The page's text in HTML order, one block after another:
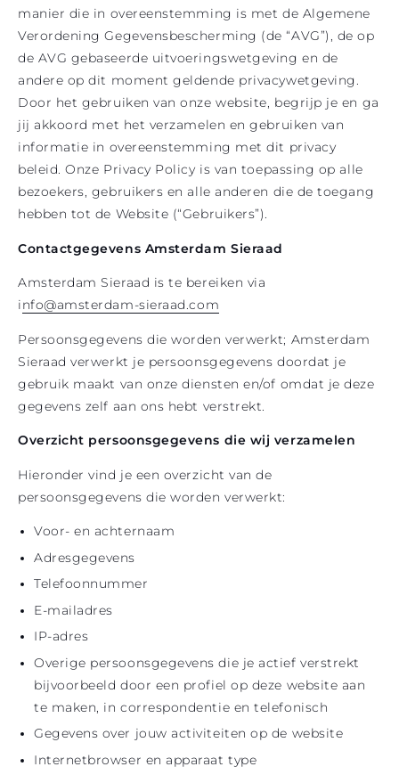
manier die in overeenstemming is met de Algemene
Verordening Gegevensbescherming (de “AVG”), de op
de AVG gebaseerde uitvoeringswetgeving en de
andere op dit moment geldende privacywetgeving.
Door het gebruiken van onze website, begrijp je en ga
jij akkoord met het verzamelen en gebruiken van
informatie in overeenstemming met dit privacy
beleid. Onze Privacy Policy is van toepassing op alle
bezoekers, gebruikers en alle anderen die de toegang
hebben tot de Website (“Gebruikers”).
Contactgegevens Amsterdam Sieraad
Amsterdam Sieraad is te bereiken via
info@amsterdam-sieraad.com
Persoonsgegevens die worden verwerkt; Amsterdam
Sieraad verwerkt je persoonsgegevens doordat je
gebruik maakt van onze diensten en/of omdat je deze
gegevens zelf aan ons hebt verstrekt.
Overzicht persoonsgegevens die wij verzamelen
Hieronder vind je een overzicht van de
persoonsgegevens die worden verwerkt:
Voor- en achternaam
Adresgegevens
Telefoonnummer
E-mailadres
IP-adres
Overige persoonsgegevens die je actief verstrekt
bijvoorbeeld door een profiel op deze website aan
te maken, in correspondentie en telefonisch
Gegevens over jouw activiteiten op de website
Internetbrowser en apparaat type